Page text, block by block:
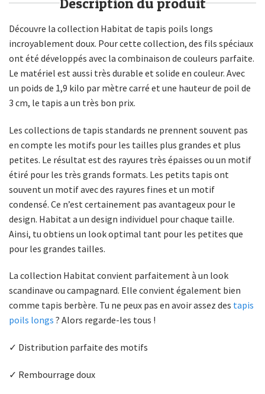
Découvre la collection Habitat de tapis poils longs
incroyablement doux. Pour cette collection, des fils spéciaux
ont été développés avec la combinaison de couleurs parfaite.
Le matériel est aussi très durable et solide en couleur. Avec
un poids de 1,9 kilo par mètre carré et une hauteur de poil de
3 cm, le tapis a un très bon prix.
Les collections de tapis standards ne prennent souvent pas
en compte les motifs pour les tailles plus grandes et plus
petites. Le résultat est des rayures très épaisses ou un motif
étiré pour les très grands formats. Les petits tapis ont
souvent un motif avec des rayures fines et un motif
condensé. Ce n’est certainement pas avantageux pour le
design. Habitat a un design individuel pour chaque taille.
Ainsi, tu obtiens un look optimal tant pour les petites que
pour les grandes tailles.
La collection Habitat convient parfaitement à un look
scandinave ou campagnard. Elle convient également bien
comme tapis berbère. Tu ne peux pas en avoir assez des tapis
poils longs ? Alors regarde-les tous !
✓ Distribution parfaite des motifs
✓ Rembourrage doux